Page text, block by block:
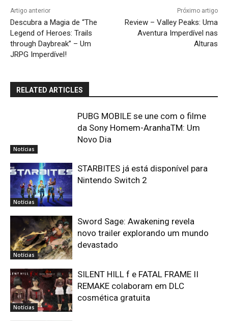
Artigo anterior
Descubra a Magia de “The
Legend of Heroes: Trails
through Daybreak” – Um
JRPG Imperdível!
Próximo artigo
Review – Valley Peaks: Uma
Aventura Imperdível nas
Alturas
RELATED ARTICLES
Notícias
PUBG MOBILE se une com o filme
da Sony Homem-AranhaTM: Um
Novo Dia
Notícias
STARBITES já está disponível para
Nintendo Switch 2
Notícias
Sword Sage: Awakening revela
novo trailer explorando um mundo
devastado
Notícias
SILENT HILL f e FATAL FRAME II
REMAKE colaboram em DLC
cosmética gratuita